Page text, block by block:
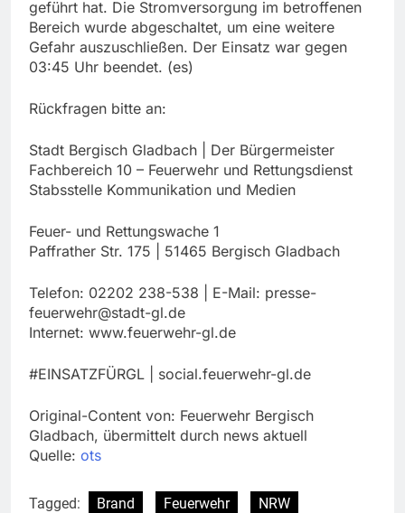
geführt hat. Die Stromversorgung im betroffenen
Bereich wurde abgeschaltet, um eine weitere
Gefahr auszuschließen. Der Einsatz war gegen
03:45 Uhr beendet. (es)
Rückfragen bitte an:
Stadt Bergisch Gladbach | Der Bürgermeister
Fachbereich 10 – Feuerwehr und Rettungsdienst
Stabsstelle Kommunikation und Medien
Feuer- und Rettungswache 1
Paffrather Str. 175 | 51465 Bergisch Gladbach
Telefon: 02202 238-538 | E-Mail: presse-
feuerwehr@stadt-gl.de
Internet: www.feuerwehr-gl.de
#EINSATZFÜRGL | social.feuerwehr-gl.de
Original-Content von: Feuerwehr Bergisch
Gladbach, übermittelt durch news aktuell
Quelle: ots
Tagged: Brand Feuerwehr NRW